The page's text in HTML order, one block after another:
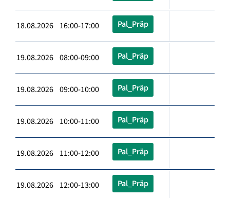
18.08.2026 16:00-17:00 Pal_Präp
19.08.2026 08:00-09:00 Pal_Präp
19.08.2026 09:00-10:00 Pal_Präp
19.08.2026 10:00-11:00 Pal_Präp
19.08.2026 11:00-12:00 Pal_Präp
19.08.2026 12:00-13:00 Pal_Präp